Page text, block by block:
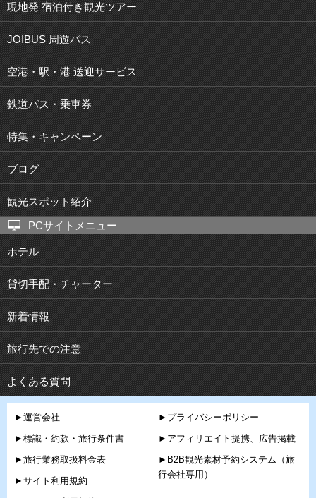
現地発 宿泊付き観光ツアー
JOIBUS 周遊バス
空港・駅・港 送迎サービス
鉄道パス・乗車券
特集・キャンペーン
ブログ
観光スポット紹介
PCサイトメニュー
ホテル
貸切手配・チャーター
新着情報
旅行先での注意
よくある質問
►運営会社
►標識・約款・旅行条件書
►旅行業務取扱料金表
►サイト利用規約
►プライバシーポリシー
►アフィリエイト提携、広告掲載
►B2B観光素材予約システム（旅
行会社専用）